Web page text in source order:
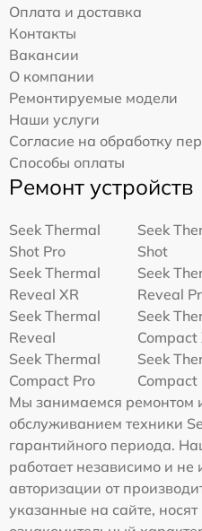
Оплата и доставка
Контакты
Вакансии
О компании
Ремонтируемые модели
Наши услуги
Согласие на обработку
Способы оплаты
Ремонт устройств
Seek Thermal
Shot Pro
Seek
Shot
Seek Thermal
Reveal XR
Seek
Reveal
Seek Thermal
Reveal
Seek
Compact
Seek Thermal
Compact Pro
Seek
Compact
Мы занимаемся ремонтом
обслуживанием техники
гарантийного периода.
работает независимо и
авторизации от
указанные на сайте,